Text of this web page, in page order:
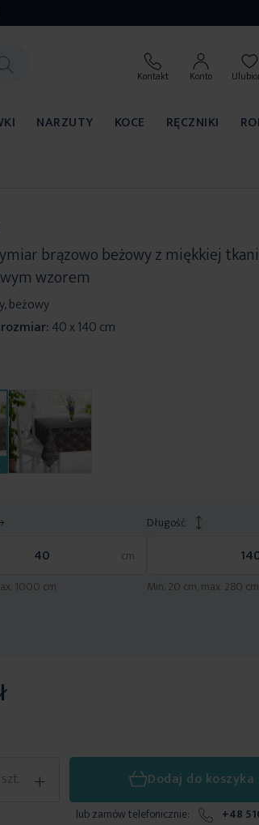
Kontakt Konto
NARZUTY KOCE RĘCZNIKI
brązowo beżowy z miękkiej
wzorem
beżowy
40 x 140 cm
1000 cm
Długość
Min. 20 cm, max. 280 cm
szt. + Dodaj do koszyka
lub zamów telefonicznie: +48